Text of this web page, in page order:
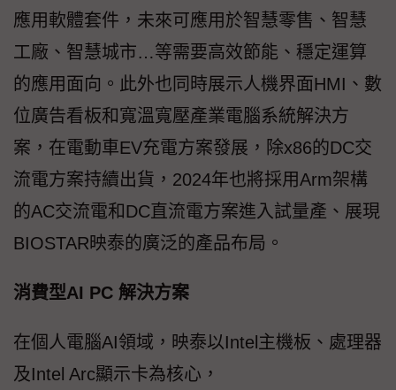
應用軟體套件，未來可應用於智慧零售、智慧
工廠、智慧城市…等需要高效節能、穩定運算
的應用面向。此外也同時展示人機界面HMI、數
位廣告看板和寬溫寬壓產業電腦系統解決方
案，在電動車EV充電方案發展，除x86的DC交
流電方案持續出貨，2024年也將採用Arm架構
的AC交流電和DC直流電方案進入試量產、展現
BIOSTAR映泰的廣泛的產品布局。
消費型AI PC 解決方案
在個人電腦AI領域，映泰以Intel主機板、處理器
及Intel Arc顯示卡為核心，